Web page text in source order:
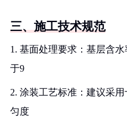
三、施工技术规范
1. 基面处理要求：基层含
于9
2. 涂装工艺标准：建议采
匀度